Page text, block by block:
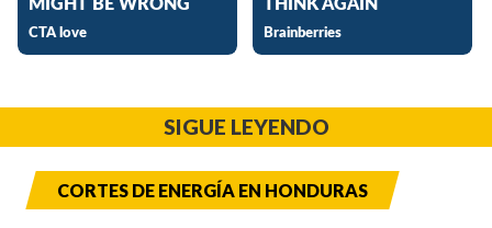
SIGUE LEYENDO
CORTES DE ENERGÍA EN HONDURAS